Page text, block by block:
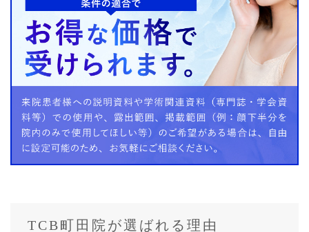
TCB町田院が選ばれる理由